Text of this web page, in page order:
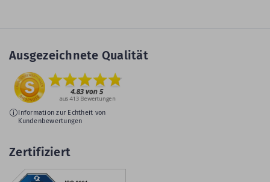
Ausgezeichnete Qualität
Information zur Echtheit von
Kundenbewertungen
Zertifiziert